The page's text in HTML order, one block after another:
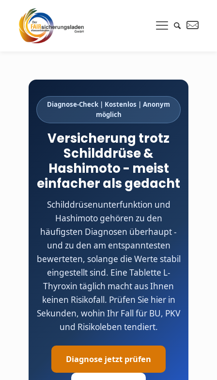
Diagnose-Check | Kostenlos | Anonym
möglich
Versicherung trotz
Schilddrüse &
Hashimoto - meist
einfacher als gedacht
Schilddrüsenunterfunktion und
Hashimoto gehören zu den
häufigsten Diagnosen überhaupt -
und zu den am entspanntesten
bewerteten, solange die Werte stabil
eingestellt sind. Eine Tablette L-
Thyroxin täglich macht aus Ihnen
keinen Risikofall. Prüfen Sie hier in
Sekunden, wohin Ihr Fall für BU, PKV
und Risikoleben tendiert.
Diagnose jetzt prüfen